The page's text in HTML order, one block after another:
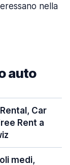
nella
auto
Car
Rent a
medi,